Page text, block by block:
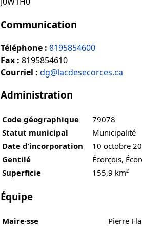
Communication
Téléphone : 8195854600
Fax : 8195854610
Courriel : dg@lacdesecorces.ca
Administration
Code géographique
79078
Statut municipal
Municipalité
Date d’incorporation
10 octobre
Gentilé
Écorçois,
Superficie
155,9 km²
Équipe
Maire·sse
Pierre